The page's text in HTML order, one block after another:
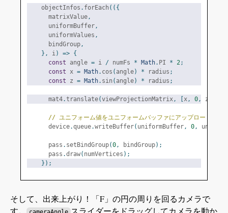
    objectInfos
. forEach (({
      matrixValue
,
      uniformBuffer
,
      uniformValues
,
      bindGroup
,
},
i) => {
const angle = i / numFs * Math. PI * 2;
const x = Math. cos ( angle) * radius ;
const z = Math. sin ( angle) * radius ;
      mat4
.translate(viewProjectionMatrix, x, 0, z
// ユニフォーム値をユニフォームバッファにアップロードしま
      device
.queue.writeBuffer( uniformBuffer, 0,
      pass
. setBindGroup(0, bindGroup);
      pass
.draw( numVertices );
});
そして、出来上がり！「F」の円の周りを回るカメラで
す。
スライダーをドラッグしてカメラを動か